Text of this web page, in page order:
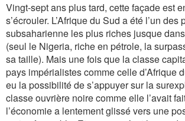
Vingt-sept ans plus tard, cette façade est
s’écrouler. L’Afrique du Sud a été l’un des
subsaharienne les plus riches jusque
(seul le Nigeria, riche en pétrole, la
sa taille). Mais une fois que la classe
pays impérialistes comme celle d’Afrique
eu la possibilité de s’appuyer sur la
classe ouvrière noire comme elle l’avait
l’économie a lentement glissé vers une